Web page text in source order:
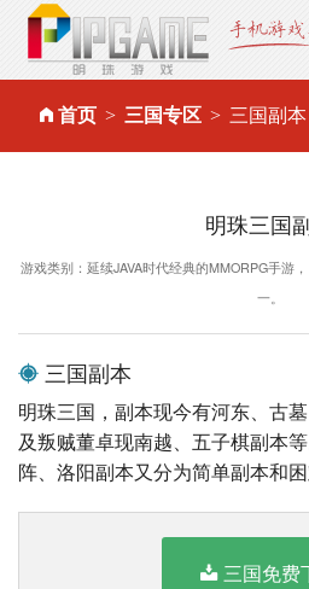
首页 三国专区 三国副本
明珠三国
游戏类别：延续JAVA时代经典的MMORPG手游
一。
三国副本
明珠三国，副本现今有河东、古
及叛贼董卓现南越、五子棋副本
阵、洛阳副本又分为简单副本和困
三国免费